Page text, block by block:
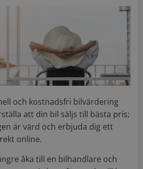
och kostnadsfri bilvärdering
att din bil säljs till bästa pris;
är värd och erbjuda dig ett
online.
åka till en bilhandlare och